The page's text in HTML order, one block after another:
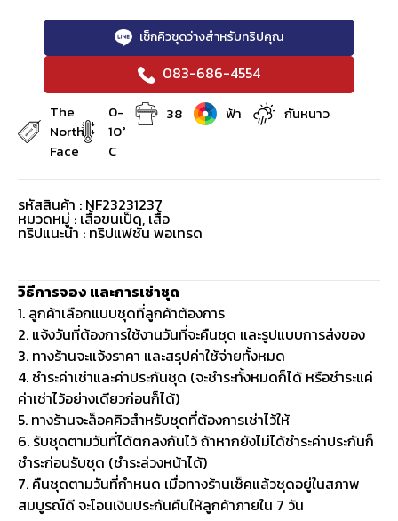
เช็กคิวชุดว่างสำหรับทริปคุณ
083-686-4554
The
North
Face
0-
10°
C
38 ฟ้า กันหนาว
รหัสสินค้า : NF23231237
หมวดหมู่ : เสื้อขนเป็ด, เสื้อ
ทริปแนะนำ : ทริปแฟชั่น พอเทรด
วิธีการจอง และการเช่าชุด
1. ลูกค้าเลือกแบบชุดที่ลูกค้าต้องการ
2. แจ้งวันที่ต้องการใช้งานวันที่จะคืนชุด และรูปแบบการส่งของ
3. ทางร้านจะแจ้งราคา และสรุปค่าใช้จ่ายทั้งหมด
4. ชำระค่าเช่าและค่าประกันชุด (จะชำระทั้งหมดก็ได้ หรือชำระแค่
ค่าเช่าไว้อย่างเดียวก่อนก็ได้)
5. ทางร้านจะล็อคคิวสำหรับชุดที่ต้องการเช่าไว้ให้
6. รับชุดตามวันที่ได้ตกลงกันไว้ ถ้าหากยังไม่ได้ชำระค่าประกันก็
ชำระก่อนรับชุด (ชำระล่วงหน้าได้)
7. คืนชุดตามวันที่กำหนด เมื่อทางร้านเช็คแล้วชุดอยู่ในสภาพ
สมบูรณ์ดี จะโอนเงินประกันคืนให้ลูกค้าภายใน 7 วัน